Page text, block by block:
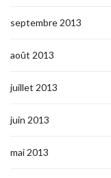
septembre 2013
août 2013
juillet 2013
juin 2013
mai 2013